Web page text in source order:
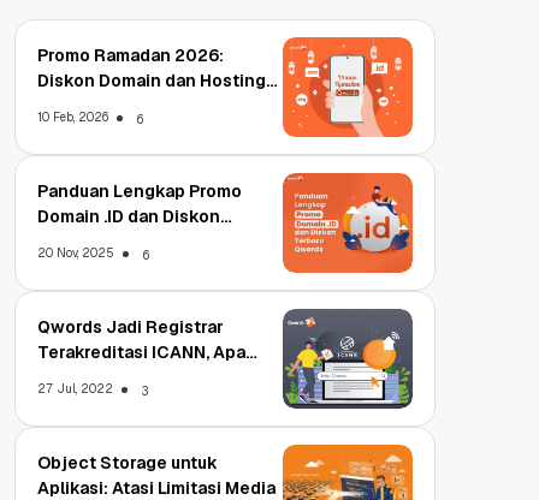
Promo Ramadan 2026:
Diskon Domain dan Hosting
10 Feb, 2026 6
Panduan Lengkap Promo
Domain .ID dan Diskon
20 Nov, 2025 6
Qwords Jadi Registrar
Terakreditasi ICANN, Apa
27 Jul, 2022 3
Object Storage untuk
Aplikasi: Atasi Limitasi Media